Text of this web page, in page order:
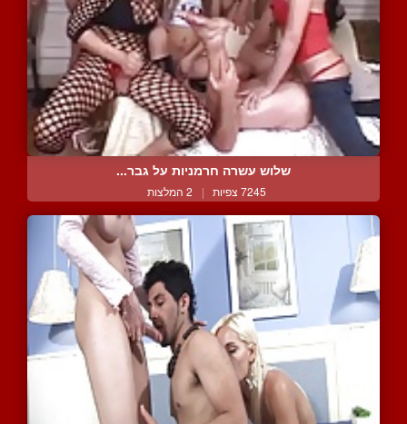
שלוש עשרה חרמניות על גבר...
7245 צפיות | 2 המלצות